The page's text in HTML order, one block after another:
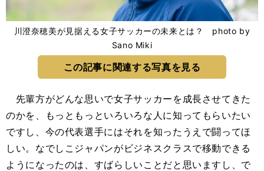
川澄奈穂美が見据える女子サッカーの未来とは？ photo by
Sano Miki
この記事に関連する写真を見る
先輩方がどんな思いで女子サッカーを成長させてきた
のかを、もっともっといろいろな人に知ってもらいたい
ですし、今の代表選手にはそれを知ったうえで闘ってほ
しい。なでしこジャパンがビジネスクラスで移動できる
ようになったのは、すばらしいことだと思いますし、で